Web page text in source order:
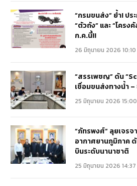
“กรมขนส่ง” ย้ำ! ปร
“ตัวถัง” และ “โครง
ก.ค.นี้!!
26 มิถุนายน 2026 10:10
“สรรเพชญ” ดัน
เชื่อมขนส่งทางน้ำ
25 มิถุนายน 2026
“ภัทรพงศ์” ลุยเจร
อากาศยานภูมิภาค
บินระดับนานาชาติ
25 มิถุนายน 2026 14:37